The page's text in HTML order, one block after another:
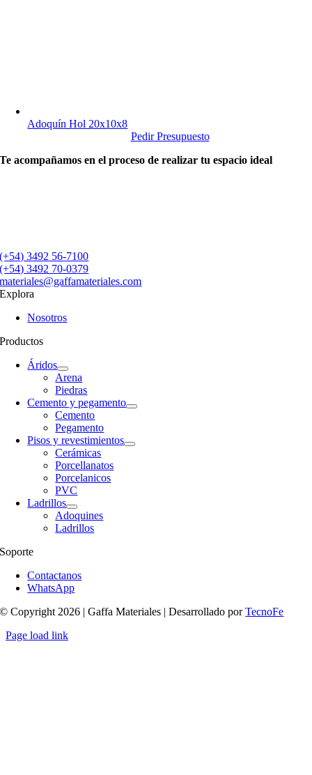
Adoquín Hol 20x10x8
Pedir Presupuesto
Te acompañamos en el proceso de realizar tu espacio ideal
(+54) 3492 56-7100
(+54) 3492 70-0379
materiales@gaffamateriales.com
Explora
Nosotros
Productos
Áridos
Arena
Piedras
Cemento y pegamento
Cemento
Pegamento
Pisos y revestimientos
Cerámicas
Porcellanatos
Porcelanicos
PVC
Ladrillos
Adoquines
Ladrillos
Soporte
Contactanos
WhatsApp
© Copyright 2026 | Gaffa Materiales | Desarrollado porTecnoFe
Page load link